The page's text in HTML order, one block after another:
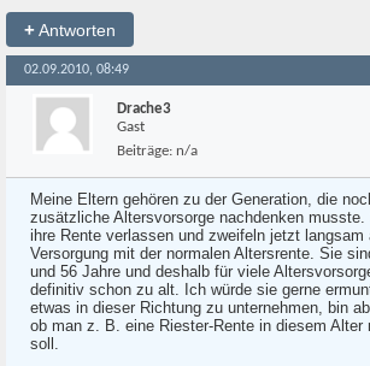
+Antworten
02.09.2010, 08:49
Drache3
Gast
Beiträge: n/a
Meine Eltern gehören zu der Generation, die
zusätzliche Altersvorsorge nachdenken
ihre Rente verlassen und zweifeln jetzt
Versorgung mit der normalen Altersrente. Sie
und 56 Jahre und deshalb für viele
definitiv schon zu alt. Ich würde sie gerne
etwas in dieser Richtung zu unternehmen, bin
ob man z. B. eine Riester-Rente in diesem Alter
soll.